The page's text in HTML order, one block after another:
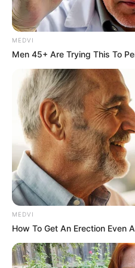
Prefeitura
história...
Agente de
falsificar
Terceiro lote
R$ 4,61
contribuintes.
MATÉRIAS EM DESTAQUES
Agente de
Câmara dos
MEDVI
Men 45+ Are Trying This To
MEDVI
How To Get An Erection Even